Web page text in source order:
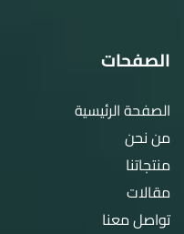
الصفحات
الصفحة الرئيسية
من نحن
منتجاتنا
مقالات
تواصل معنا